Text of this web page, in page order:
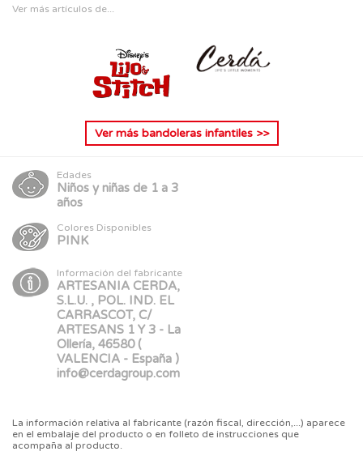
Ver más artículos de...
Ver más bandoleras infantiles>>
Edades
Niños y niñas de 1 a 3
años
Colores Disponibles
PINK
Información del fabricante
ARTESANIA CERDA,
S.L.U. , POL. IND. EL
CARRASCOT, C/
ARTESANS 1 Y 3 - La
Ollería, 46580 (
VALENCIA - España )
info@cerdagroup.com
La información relativa al fabricante (razón fiscal, dirección,...) aparece
en el embalaje del producto o en folleto de instrucciones que
acompaña al producto.